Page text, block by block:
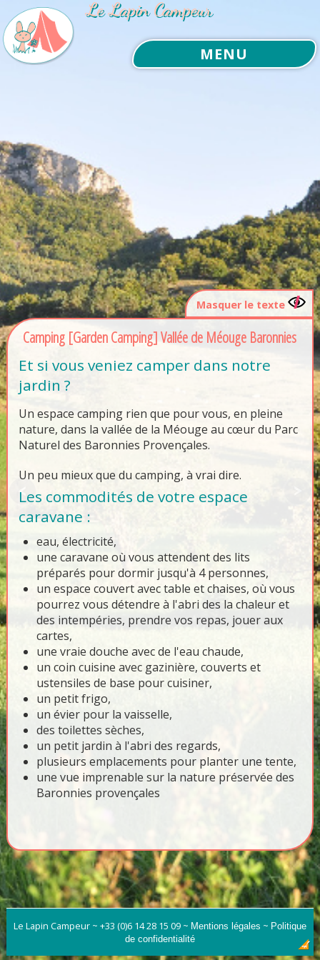
Le Lapin Campeur
MENU
Masquer le texte
Camping [Garden Camping] Vallée de Méouge Baronnies
Et si vous veniez camper dans notre
jardin ?
Un espace camping rien que pour vous, en pleine
nature, dans la vallée de la Méouge au cœur du Parc
Naturel des Baronnies Provençales.
Un peu mieux que du camping, à vrai dire.
Les commodités de votre espace
caravane :
eau, électricité,
une caravane où vous attendent des lits
préparés pour dormir jusqu'à 4 personnes,
un espace couvert avec table et chaises, où vous
pourrez vous détendre à l'abri des la chaleur et
des intempéries, prendre vos repas, jouer aux
cartes,
une vraie douche avec de l'eau chaude,
un coin cuisine avec gazinière, couverts et
ustensiles de base pour cuisiner,
un petit frigo,
un évier pour la vaisselle,
des toilettes sèches,
un petit jardin à l'abri des regards,
plusieurs emplacements pour planter une tente,
une vue imprenable sur la nature préservée des
Baronnies provençales
Le Lapin Campeur ~ +33 (0)6 14 28 15 09 ~ Mentions légales ~ Politique
de confidentialité